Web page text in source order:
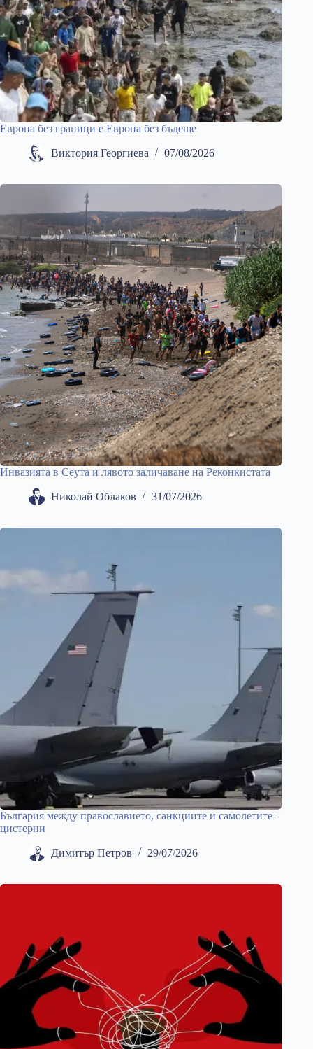
Европа без граници е Европа без бъдеще
Виктория Георгиева 07/08/2026
Инвазията в Сеута и лявото заличаване на Реконкистата
Николай Облаков 31/07/2026
България между православието, санкциите и самолетите-
цистерни
Димитър Петров 29/07/2026